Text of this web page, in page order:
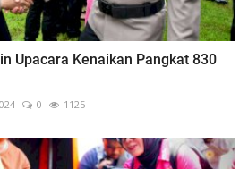
Upacara Kenaikan Pangkat 830
0 1125